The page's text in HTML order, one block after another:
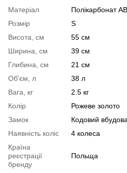
Матеріал
Полікарбонат
Розмір
S
Висота, см
55 см
Ширина, см
39 см
Глибина, см
21 см
Об'єм, л
38 л
Вага, кг
2.5 кг
Колір
Рожеве золото
Замок
Кодовий
Наявність коліс
4 колеса
Країна
реєстрації
бренду
Польща